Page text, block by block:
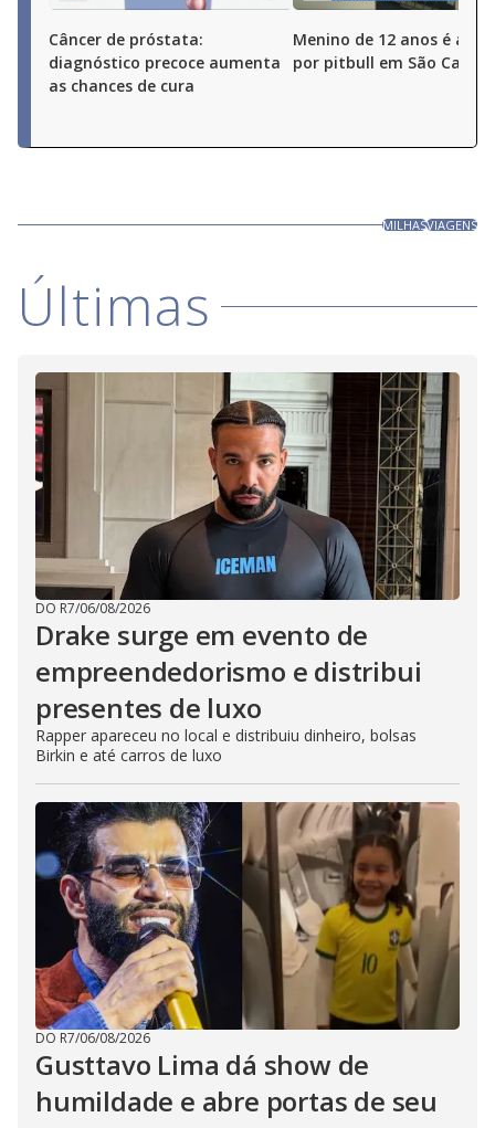
Câncer de próstata:
diagnóstico precoce aumenta
as chances de cura
Menino de 12 anos é
por pitbull em São Carlos
MILHASVIAGENS
Últimas
DO R7/06/08/2026
Drake surge em evento de
empreendedorismo e distribui
presentes de luxo
Rapper apareceu no local e distribuiu dinheiro, bolsas
Birkin e até carros de luxo
DO R7/06/08/2026
Gusttavo Lima dá show de
humildade e abre portas de seu